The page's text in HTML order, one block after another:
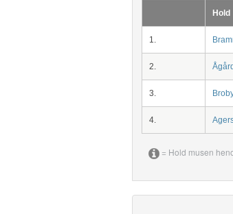
Hold
1.
2.
3.
4.
= Hold musen